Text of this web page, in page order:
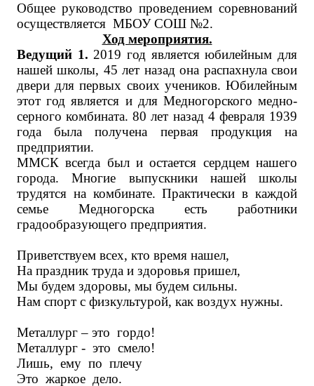
Общее руководство проведением соревнований
осуществляется МБОУ СОШ №2.
Ход мероприятия.
Ведущий 1. 2019 год является юбилейным для
нашей школы, 45 лет назад она распахнула свои
двери для первых своих учеников. Юбилейным
этот год является и для Медногорского медно-
серного комбината. 80 лет назад 4 февраля 1939
года была получена первая продукция на
предприятии.
ММСК всегда был и остается сердцем нашего
города. Многие выпускники нашей школы
трудятся на комбинате. Практически в каждой
семье Медногорска есть работники
градообразующего предприятия.
Приветствуем всех, кто время нашел,
На праздник труда и здоровья пришел,
Мы будем здоровы, мы будем сильны.
Нам спорт с физкультурой, как воздух нужны.
Металлург – это гордо!
Металлург - это смело!
Лишь, ему по плечу
Это жаркое дело.